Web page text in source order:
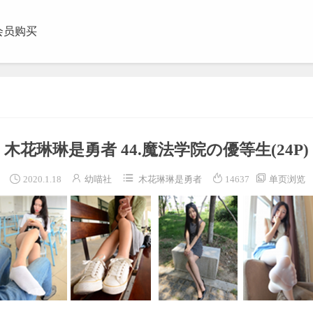
员购买
木花琳琳是勇者 44.魔法学院の優等生(24P)
 2020.1.18  幼喵社  木花琳琳是勇者  14637  单页浏览